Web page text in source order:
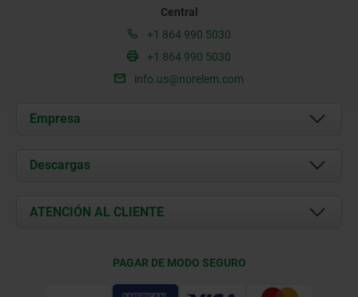
Central
+1 864 990 5030
+1 864 990 5030
info.us@norelem.com
Empresa
Acerca de nosotros
Contacto
Descargas
Documents
ATENCIÓN AL CLIENTE
PAGAR DE MODO SEGURO